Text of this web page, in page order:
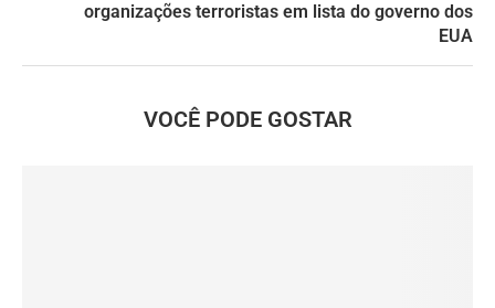
organizações terroristas em lista do governo dos
EUA
VOCÊ PODE GOSTAR